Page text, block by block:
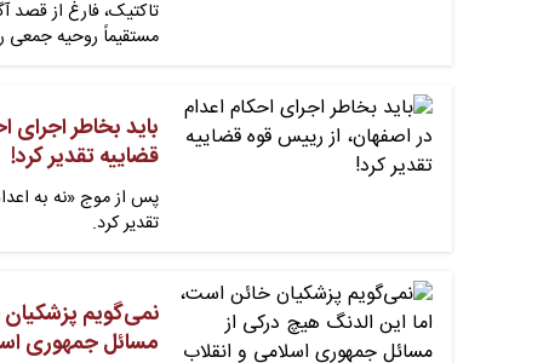
تاکتیک، فارغ از قصد
مستقیماً روحیه جمعی
باید بخاطر اجرای
قضاییه تقدیر کرد!
پس از موج «نه به
تقدیر کرد.
نمی‌گویم
مسائل جمهوری